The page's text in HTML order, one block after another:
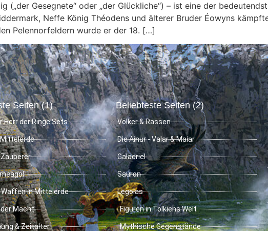
(„der Gesegnete“ oder „der Glückliche“) – ist eine der
Neffe König Théodens und älterer Bruder Éowyns
Pelennorfeldern wurde er der 18. […]
Seiten (1)
Herr der Ringe Sets
in Mittelerde
der Macht
& Zeitalter
Beliebteste Seiten (2)
Völker & Rassen
Die Ainur - Valar & Maiar
Galadriel
Sauron
Legolas
Figuren in Tolkiens Welt
Mythische Gegenstände